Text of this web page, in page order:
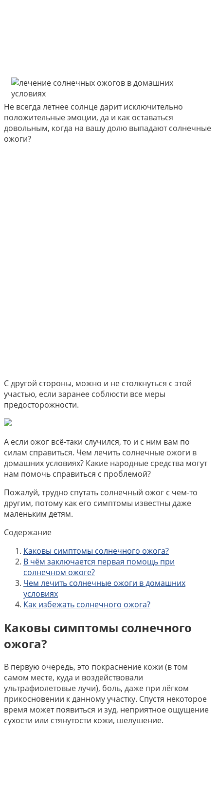
Не всегда летнее солнце дарит исключительно
положительные эмоции, да и как оставаться
довольным, когда на вашу долю выпадают солнечные
ожоги?
С другой стороны, можно и не столкнуться с этой
участью, если заранее соблюсти все меры
предосторожности.
А если ожог всё-таки случился, то и с ним вам по
силам справиться. Чем лечить солнечные ожоги в
домашних условиях? Какие народные средства могут
нам помочь справиться с проблемой?
Пожалуй, трудно спутать солнечный ожог с чем-то
другим, потому как его симптомы известны даже
маленьким детям.
Содержание
Каковы симптомы солнечного ожога?
В чём заключается первая помощь при
солнечном ожоге?
Чем лечить солнечные ожоги в домашних
условиях
Как избежать солнечного ожога?
Каковы симптомы солнечного
ожога?
В первую очередь, это покраснение кожи (в том
самом месте, куда и воздействовали
ультрафиолетовые лучи), боль, даже при лёгком
прикосновении к данному участку. Спустя некоторое
время может появиться и зуд, неприятное ощущение
сухости или стянутости кожи, шелушение.